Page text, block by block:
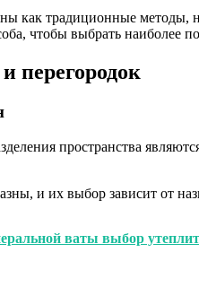
как традиционные
чтобы выбрать наиболее
перегородок
пространства
и их выбор зависит от
ваты выбор